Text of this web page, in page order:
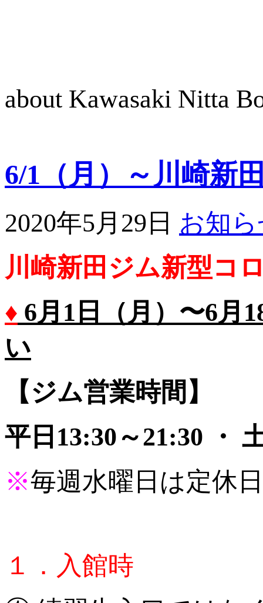
about Kawasaki Nitta
6/1（月）～川崎新
2020年5月29日 お知
川崎新田ジム新型
♦ 6月1日（月）〜6月
い
【ジム営業時間】
平日13:30～21:30 ・
※毎週水曜日は定休
１．入館時